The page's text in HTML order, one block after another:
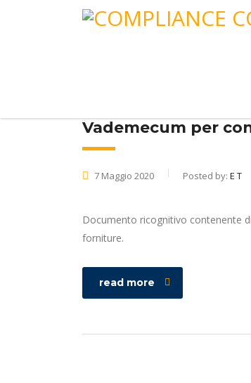
Vademecum per
7 Maggio 2020 Posted by: E T
Documento ricognitivo contenente
forniture.
read more